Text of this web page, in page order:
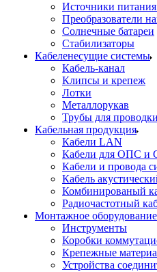
Источники
Преобразователи
Солнечные батареи
Стабилизаторы
Кабеленесущие системы
Кабель-канал
Клипсы и крепеж
Лотки
Металлорукав
Трубы для
Кабельная продукция
Кабели LAN
Кабели для ОПС и
Кабели и провода
Кабель
Комбинированый
Радиочастотный
Монтажное оборудование
Инструменты
Коробки
Крепежные
Устройства